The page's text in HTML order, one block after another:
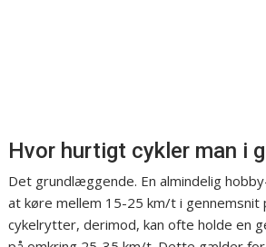
Hvor hurtigt cykler man i
Det grundlæggende. En almindelig
at køre mellem 15-25 km/t i gennemsnit
cykelrytter, derimod, kan ofte holde en